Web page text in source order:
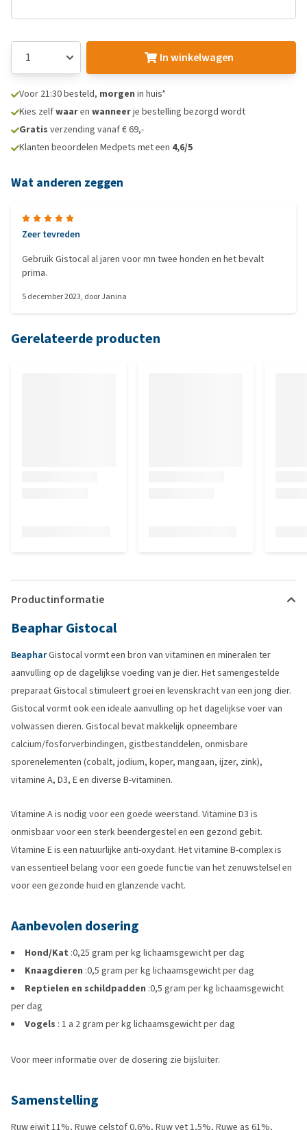
In winkelwagen
Voor 21:30 besteld, morgen in huis*
Kies zelfwaaren wanneerje bestelling bezorgd wordt
Gratis verzending vanaf € 69,-
Klanten beoordelen Medpets met een 4,6/5
Wat anderen zeggen
Zeer tevreden
Gebruik Gistocal al jaren voor mn twee honden en het bevalt
prima.
5 december 2023, doorJanina
Gerelateerde producten
Productinformatie
Beaphar Gistocal
BeapharGistocal vormt een bron van vitaminen en mineralen ter
aanvulling op de dagelijkse voeding van je dier. Het samengestelde
preparaat Gistocal stimuleert groei en levenskracht van een jong dier.
Gistocal vormt ook een ideale aanvulling op het dagelijkse voer van
volwassen dieren. Gistocal bevat makkelijk opneembare
calcium/fosforverbindingen, gistbestanddelen, onmisbare
sporenelementen (cobalt, jodium, koper, mangaan, ijzer, zink),
vitamine A, D3, E en diverse B-vitaminen.
Vitamine A is nodig voor een goede weerstand. Vitamine D3 is
onmisbaar voor een sterk beendergestel en een gezond gebit.
Vitamine E is een natuurlijke anti-oxydant. Het vitamine B-complex is
van essentieel belang voor een goede functie van het zenuwstelsel en
voor een gezonde huid en glanzende vacht.
Aanbevolen dosering
Hond/Kat :0,25 gram per kg lichaamsgewicht per dag
Knaagdieren :0,5 gram per kg lichaamsgewicht per dag
Reptielen en schildpadden :0,5 gram per kg lichaamsgewicht
per dag
Vogels : 1 a 2 gram per kg lichaamsgewicht per dag
Voor meer informatie over de dosering zie bijsluiter.
Samenstelling
Ruw eiwit 11%, Ruwe celstof 0,6%, Ruw vet 1,5%, Ruwe as 61%,